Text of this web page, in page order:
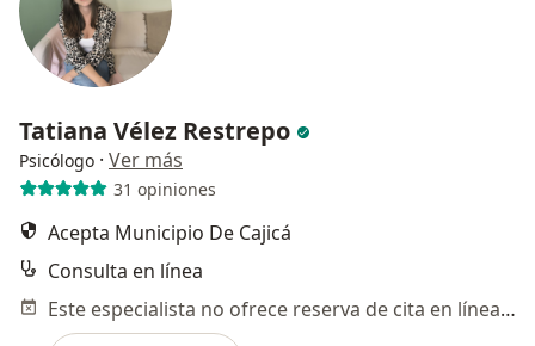
Tatiana Vélez Restrepo
Psicólogo · Ver más
31 opiniones
Acepta Municipio De Cajicá
Consulta en línea
Este especialista no ofrece reserva de cita en línea en esta dirección.